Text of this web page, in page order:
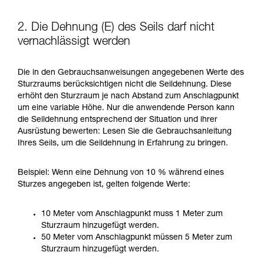
2. Die Dehnung (E) des Seils darf nicht
vernachlässigt werden
Die in den Gebrauchsanweisungen angegebenen Werte des
Sturzraums berücksichtigen nicht die Seildehnung. Diese
erhöht den Sturzraum je nach Abstand zum Anschlagpunkt
um eine variable Höhe. Nur die anwendende Person kann
die Seildehnung entsprechend der Situation und ihrer
Ausrüstung bewerten: Lesen Sie die Gebrauchsanleitung
Ihres Seils, um die Seildehnung in Erfahrung zu bringen.
Beispiel: Wenn eine Dehnung von 10 % während eines
Sturzes angegeben ist, gelten folgende Werte:
10 Meter vom Anschlagpunkt muss 1 Meter zum
Sturzraum hinzugefügt werden.
50 Meter vom Anschlagpunkt müssen 5 Meter zum
Sturzraum hinzugefügt werden.